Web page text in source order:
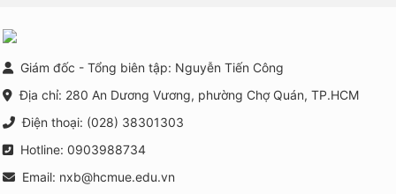
Giám đốc - Tổng biên tập: Nguyễn Tiến Công
Địa chỉ: 280 An Dương Vương, phường Chợ Quán, TP.HCM
Điện thoại: (028) 38301303
Hotline: 0903988734
Email: nxb@hcmue.edu.vn